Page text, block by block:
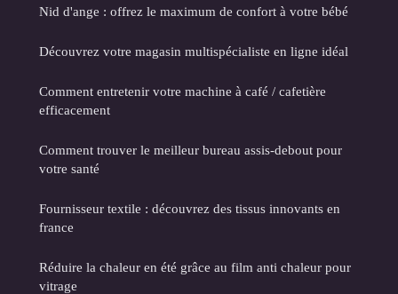
Nid d'ange : offrez le maximum de confort à votre bébé
Découvrez votre magasin multispécialiste en ligne idéal
Comment entretenir votre machine à café / cafetière
efficacement
Comment trouver le meilleur bureau assis-debout pour
votre santé
Fournisseur textile : découvrez des tissus innovants en
france
Réduire la chaleur en été grâce au film anti chaleur pour
vitrage